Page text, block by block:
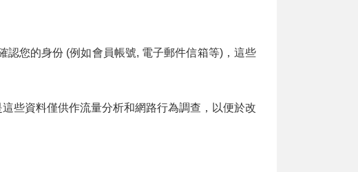
您的身份 (例如會員帳號, 電子郵件信箱等)，這些
些資料僅供作流量分析和網路行為調查，以便於改